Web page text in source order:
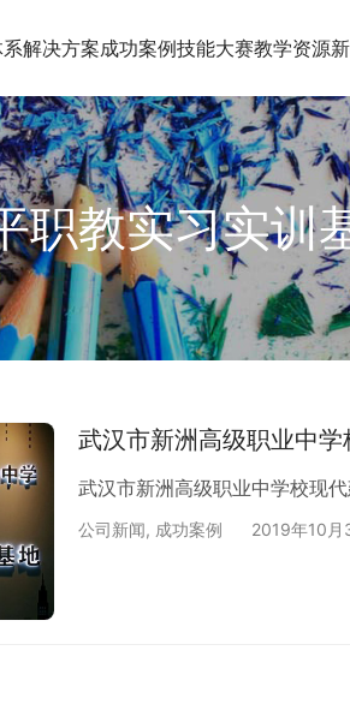
解决方案成功案例技能大赛教学资源
职教实习实训
武汉市新洲高级职业中
武汉市新洲高级职业中学校现
公司新闻, 成功案例 2019年10月